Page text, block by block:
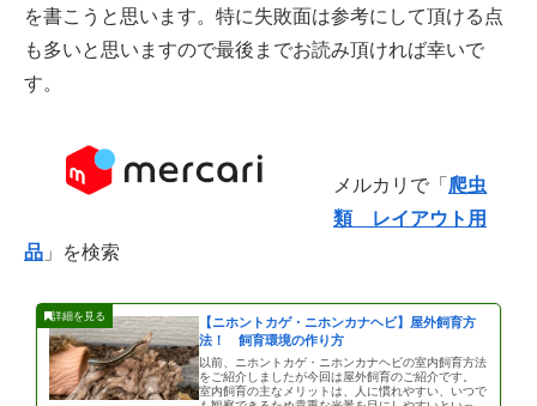
を書こうと思います。特に失敗面は参考にして頂ける点
も多いと思いますので最後までお読み頂ければ幸いで
す。
メルカリで「爬虫
類 レイアウト用
品 」を検索
【ニホントカゲ・ニホンカナヘビ】屋外飼育方
法！ 飼育環境の作り方
以前、ニホントカゲ・ニホンカナヘビの室内飼育方法
をご紹介しましたが今回は屋外飼育のご紹介です。
室内飼育の主なメリットは、人に慣れやすい、いつで